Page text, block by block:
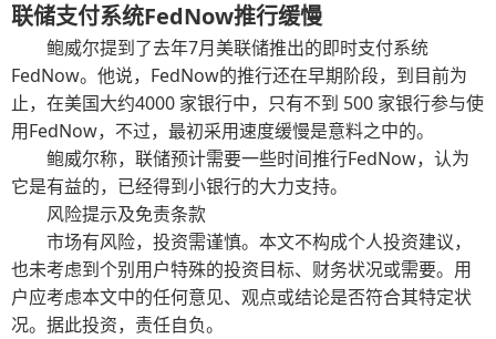
联储支付系统FedNow推行缓慢
鲍威尔提到了去年7月美联储推出的即时支付系统
FedNow。他说，FedNow的推行还在早期阶段，到目前为
止，在美国大约4000 家银行中，只有不到 500 家银行参与使
用FedNow，不过，最初采用速度缓慢是意料之中的。
鲍威尔称，联储预计需要一些时间推行FedNow，认为
它是有益的，已经得到小银行的大力支持。
风险提示及免责条款
市场有风险，投资需谨慎。本文不构成个人投资建议，
也未考虑到个别用户特殊的投资目标、财务状况或需要。用
户应考虑本文中的任何意见、观点或结论是否符合其特定状
况。据此投资，责任自负。